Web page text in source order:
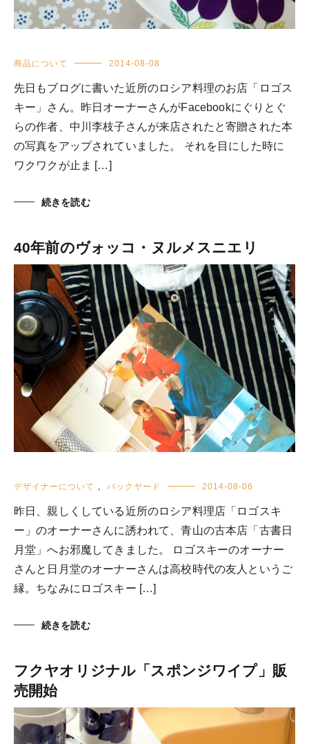
商品について 2014-08-08
先日もブログに書いた近所のロシア料理のお店「ロゴス
キー」さん。昨日オーナーさんがFacebookにぐりとぐ
らの作者、中川李枝子さんが来店されたと寄贈された本
の写真をアップされていました。 それを目にした時に
ワクワクが止ま […]
続きを読む
40年前のヴォッコ・ヌルメスニエリ
デザイナーについて , バックヤード 2014-08-06
昨日、親しくしている近所のロシア料理店「ロゴスキ
ー」のオーナーさんに誘われて、青山の古本店「古書日
月堂」へお邪魔してきました。 ロゴスキーのオーナー
さんと日月堂のオーナーさんは高校時代の友人というご
縁。ちなみにロゴスキー […]
続きを読む
フクヤオリジナル「スポンジワイプ」販
売開始